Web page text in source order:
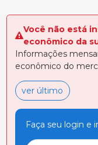
Você não está
econômico da
Informações
econômico do
ver último
Faça seu login e